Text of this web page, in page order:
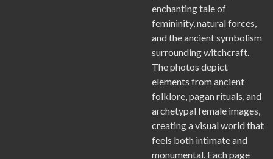
enchanting tale of
femininity, natural forces,
and the ancient symbolism
surrounding witchcraft.
The photos depict
elements from ancient
folklore, pagan rituals, and
archetypal female images,
creating a visual world that
feels both intimate and
monumental. Each page